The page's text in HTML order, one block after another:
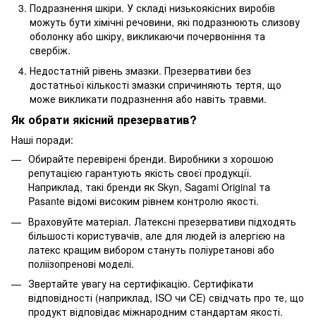
Подразнення шкіри. У складі низькоякісних виробів
можуть бути хімічні речовини, які подразнюють слизову
оболонку або шкіру, викликаючи почервоніння та
свербіж.
Недостатній рівень змазки. Презервативи без
достатньої кількості змазки спричиняють тертя, що
може викликати подразнення або навіть травми.
Як обрати якісний презерватив?
Наші поради:
Обирайте перевірені бренди. Виробники з хорошою
репутацією гарантують якість своєї продукції.
Наприклад, такі бренди як Skyn, Sagami Original та
Pasante відомі високим рівнем контролю якості.
Враховуйте матеріал. Латексні презервативи підходять
більшості користувачів, але для людей із алергією на
латекс кращим вибором стануть поліуретанові або
поліізопренові моделі.
Звертайте увагу на сертифікацію. Сертифікати
відповідності (наприклад, ISO чи CE) свідчать про те, що
продукт відповідає міжнародним стандартам якості.